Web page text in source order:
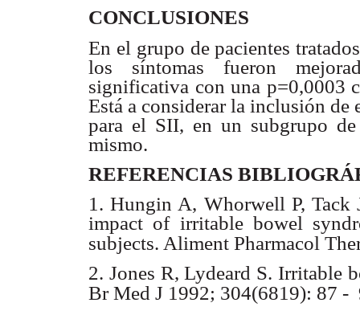
CONCLUSIONES
En el grupo de pacientes
los síntomas fueron
significativa con una p=0,0003
Está a considerar la inclusión de
para el SII, en un subgrupo
mismo.
REFERENCIAS
1. Hungin A, Whorwell P, Tack
impact of irritable bowel
subjects. Aliment Pharmacol
2. Jones R, Lydeard S. Irritable
Br Med J 1992; 304(6819): 87 -